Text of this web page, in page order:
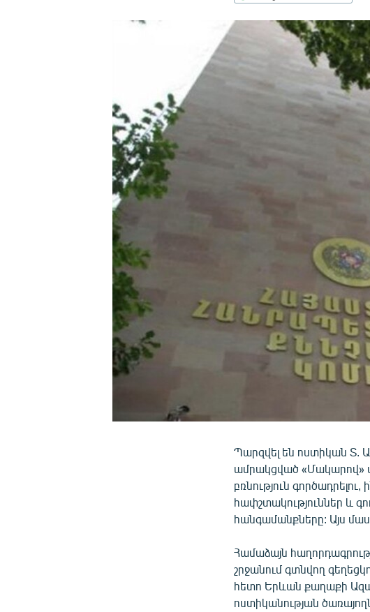
ՁԳՏԵԼՈՎ ԼԱՎԱԳՈՒՅՆԻՆ
Պարզվել են ոստիկան Տ.
ամրակցված «Մակարով»
բռնություն
հափշտակություններ և
հանգամանքները: Այս
Համաձայն
շրջանում գտնվող
հետո Երևան քաղաքի
ոստիկանության